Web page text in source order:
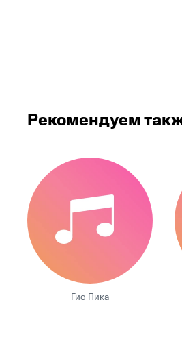
Рекомендуем
Гио Пика